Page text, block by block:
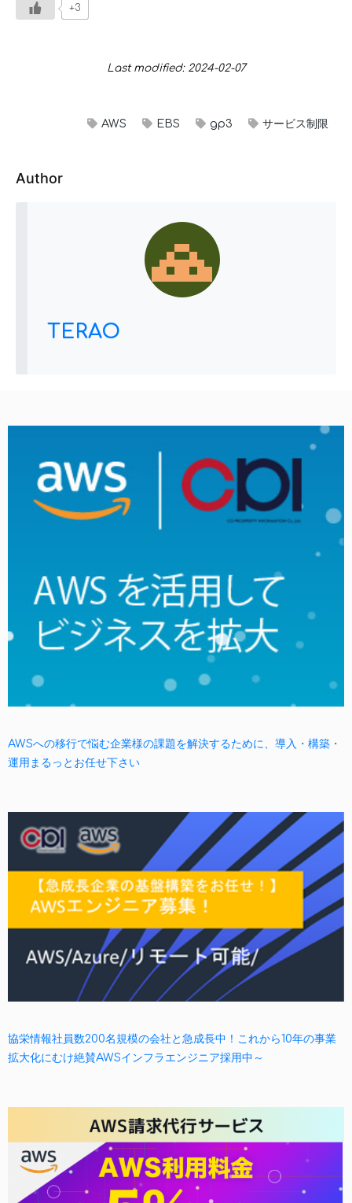
AWSへの移行で悩む企業様の課題を解決するために、導入・構築・
運用まるっとお任せ下さい
協栄情報社員数200名規模の会社と急成長中！これから10年の事業
拡大化にむけ絶賛AWSインフラエンジニア採用中～
+3
Last modified: 2024-02-07
AWS EBS gp3 サービス制限
Author
TERAO